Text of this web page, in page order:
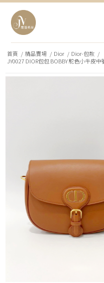
首頁 / 精品賣場 / Dior / Dior-包款 /
JY0027 DIOR包包 BOBBY 駝色小牛皮中